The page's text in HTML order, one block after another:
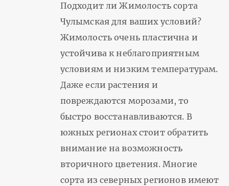
Подходит ли Жимолость сорта
Чулымская для ваших условий?
Жимолость очень пластична и
устойчива к неблагоприятным
условиям и низким температурам.
Даже если растения и
повреждаются морозами, то
быстро восстанавливаются. В
южных регионах стоит обратить
внимание на возможность
вторичного цветения. Многие
сорта из северных регионов имеют